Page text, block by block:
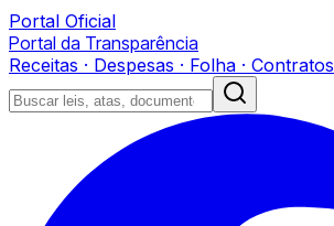
Portal Oficial
Portal da Transparência
Receitas · Despesas · Folha · Contratos